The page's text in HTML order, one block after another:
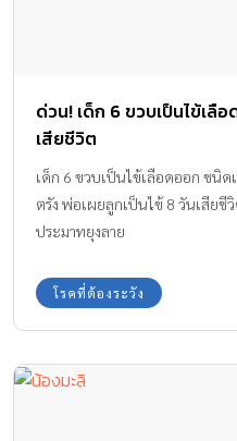
ด่วน! เด็ก 6 ขวบเป็นไข้เ
เสียชีวิต
เด็ก 6 ขวบเป็นไข้เลือดออก ชนิ
ตรัง พ่อเผยลูกเป็นไข้ 8 วันเสีย
ประมาทยุงลาย
โรคที่ต้องระวัง